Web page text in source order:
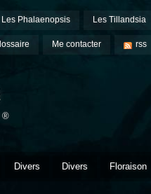
Les Phalaenopsis Les Tillandsia
Me contacter rss
®
Divers Divers Floraison